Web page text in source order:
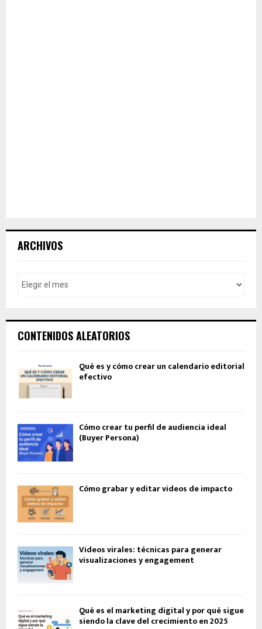
ARCHIVOS
CONTENIDOS ALEATORIOS
Qué es y cómo crear un calendario editorial
efectivo
Cómo crear tu perfil de audiencia ideal
(Buyer Persona)
Cómo grabar y editar videos de impacto
Videos virales: técnicas para generar
visualizaciones y engagement
Qué es el marketing digital y por qué sigue
siendo la clave del crecimiento en 2025